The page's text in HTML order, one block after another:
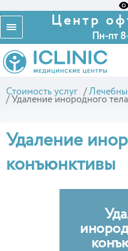
Центр
Пн-пт
Стоимость услуг /
/ Удаление инородного
Удаление
конъюнктивы